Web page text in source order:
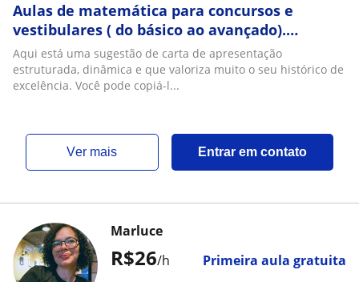
Aulas de matemática para concursos e
vestibulares ( do básico ao avançado).
CONQUISTE A SUA APROVAÇÃO
Aqui está uma sugestão de carta de apresentação
estruturada, dinâmica e que valoriza muito o seu histórico de
excelência. Você pode copiá-l...
ver mais Entrar em contato
R$26/h Primeira aula gratuita
Marluce